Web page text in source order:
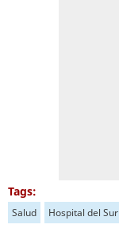
Tags:
Salud Hospital del Sur